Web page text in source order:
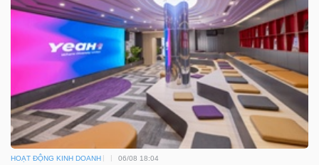
HOẠT ĐỘNG KINH DOANH 06/08 18:04